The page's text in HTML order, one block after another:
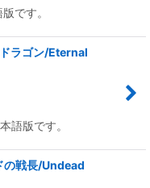
です。
ラゴン/Eternal
語版です。
の戦長/Undead